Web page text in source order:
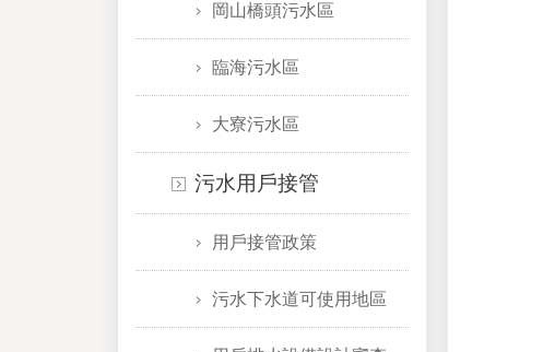
岡山橋頭污水區
臨海污水區
大寮污水區
污水用戶接管
用戶接管政策
污水下水道可使用地區